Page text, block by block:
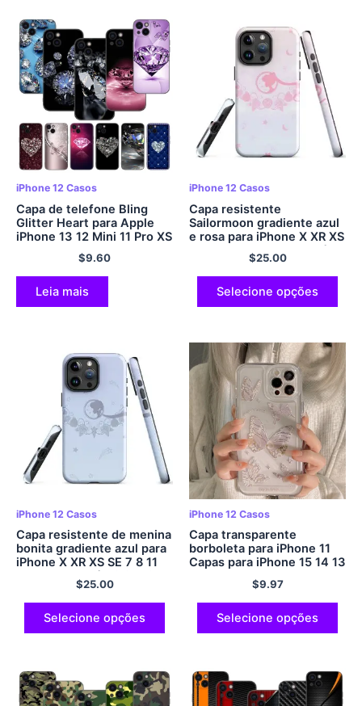
iPhone 12 Casos
Capa de telefone Bling
Glitter Heart para Apple
iPhone 13 12 Mini 11 Pro XS
Max XR X 8 7 6S 6 Mais 5S
5 SE 2020 Capa preta
macia em TPU
$9.60
Leia mais
iPhone 12 Casos
Capa resistente
Sailormoon gradiente azul
e rosa para iPhone X XR XS
SE 7 8 11 12 13 14 15 Pró
Mini Mais Pró Máx.
$25.00
Selecione opções
iPhone 12 Casos
Capa resistente de menina
bonita gradiente azul para
iPhone X XR XS SE 7 8 11
12 13 14 15 Pró Mini Mais
$25.00
Selecione opções
iPhone 12 Casos
Capa transparente
borboleta para iPhone 11
Capas para iPhone 15 14 13
12 Pro Max XS X XR 7 8
Mais SE 2022 2020
$9.97
Selecione opções